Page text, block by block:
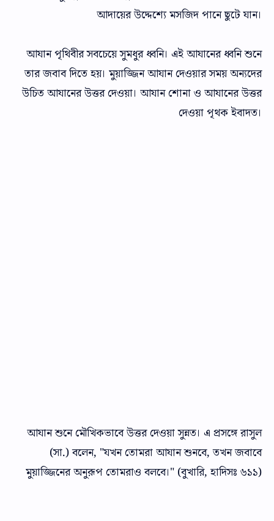
আদায়ের উদ্দেশ্যে মসজিদ পানে ছুটে যান।
আযান পৃথিবীর সবচেয়ে সুমধুর ধ্বনি। এই আযানের ধ্বনি শুনে
তার জবাব দিতে হয়। মুয়াজ্জিন আযান দেওয়ার সময় অন্যদের
উচিত আযানের উত্তর দেওয়া। আযান শোনা ও আযানের উত্তর
দেওয়া পৃথক ইবাদত।
আযান শুনে মৌখিকভাবে উত্তর দেওয়া সুন্নত। এ প্রসঙ্গে রাসুল
(সা.) বলেন, "যখন তোমরা আযান শুনবে, তখন জবাবে
মুয়াজ্জিনের অনুরূপ তোমরাও বলবে।" (বুখারি, হাদিসঃ ৬১১)